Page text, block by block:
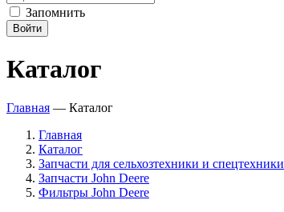
Запомнить
Войти
Каталог
Главная — Каталог
Главная
Каталог
Запчасти для сельхозтехники и спецтехники
Запчасти John Deere
Фильтры John Deere